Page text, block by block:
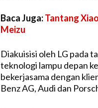
Baca Juga:Tantang
Meizu
Diakuisisi oleh LG pada
teknologi lampu depan
bekerjasama dengan
Benz AG, Audi dan